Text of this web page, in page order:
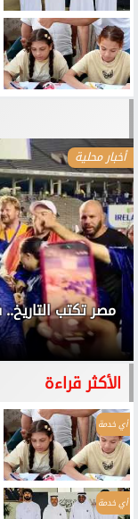
أخبار محلية
الأكثر قراءة
أي خدمة
أي خدمة